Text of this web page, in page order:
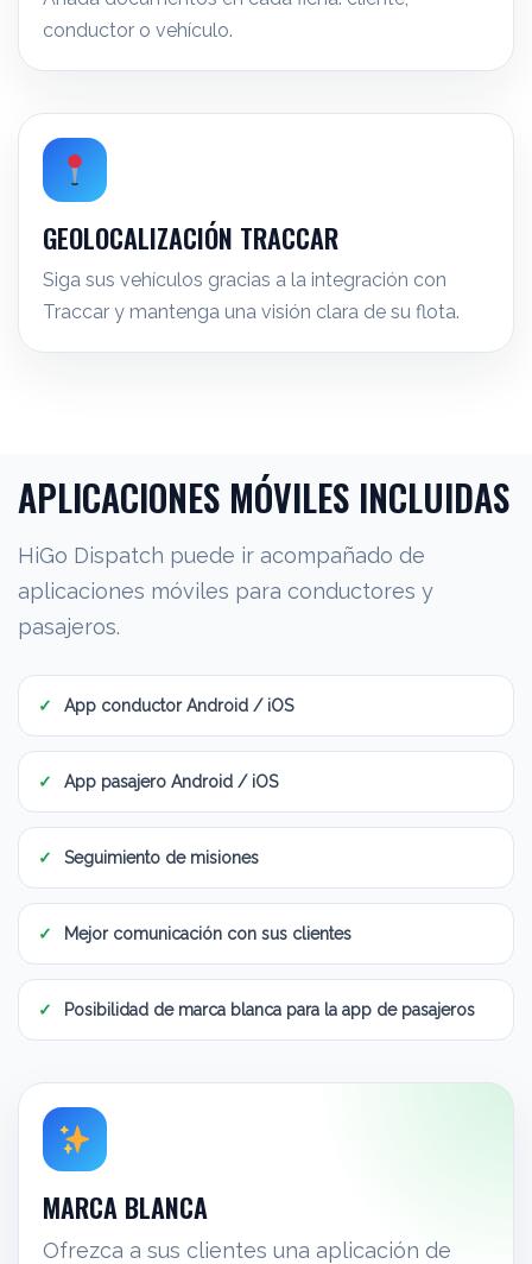
conductor o vehículo.
GEOLOCALIZACIÓN TRACCAR
Siga sus vehículos gracias a la integración con
Traccar y mantenga una visión clara de su flota.
APLICACIONES MÓVILES INCLUIDAS
HiGo Dispatch puede ir acompañado de
aplicaciones móviles para conductores y
pasajeros.
App conductor Android / iOS
App pasajero Android / iOS
Seguimiento de misiones
Mejor comunicación con sus clientes
Posibilidad de marca blanca para la app de pasajeros
MARCA BLANCA
Ofrezca a sus clientes una aplicación de